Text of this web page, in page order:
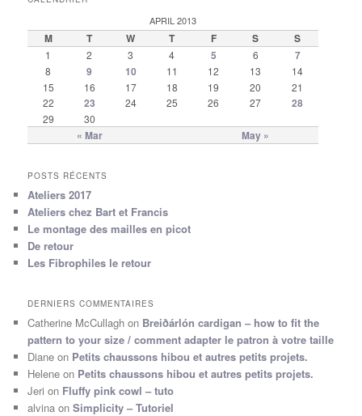
APRIL 2013
M T W T F S S
« Mar May »
1 2 3 4 5 6 7
8 9 10 11 12 13
14
15
16 17 18 19 20
21
22
23 24 25 26 27 28
29 30
POSTS RÉCENTS
Ateliers 2017
Ateliers chez Bart et Francis
Le montage des mailles en picot
De retour
Les Fibrophiles le retour
DERNIERS COMMENTAIRES
Catherine McCullagh on Breiðárlón cardigan – how to fit the
pattern to your size / comment adapter le patron à votre taille
Diane on Petits chaussons hibou et autres petits projets.
Helene on Petits chaussons hibou et autres petits projets.
Jeri on Fluffy pink cowl – tuto
alvina onSimplicity – Tutoriel